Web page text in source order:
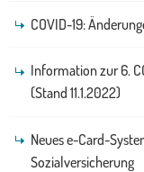
COVID-19:
Information zur 6.
(Stand 11.1.2022)
Neues e-Card-
Sozialversicherung